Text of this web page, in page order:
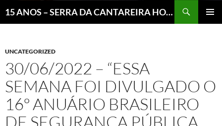
15 ANOS – SERRA DA CANTAREIRA HOJE E COTIDIANO DO BRASIL E DO MUNDO
UNCATEGORIZED
30/06/2022 – “ESSA
SEMANA FOI DIVULGADO O
16º ANUÁRIO BRASILEIRO
DE SEGURANÇA PÚBLICA.